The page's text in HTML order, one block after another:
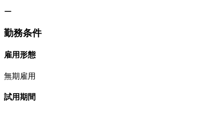
ー
勤務条件
雇用形態
無期雇用
試用期間